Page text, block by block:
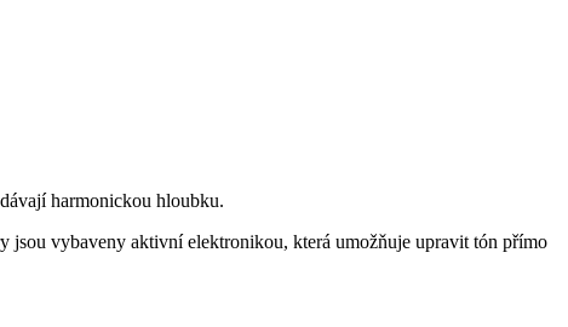
harmonickou hloubku.
jsou vybaveny aktivní elektronikou, která umožňuje upravit tón přímo